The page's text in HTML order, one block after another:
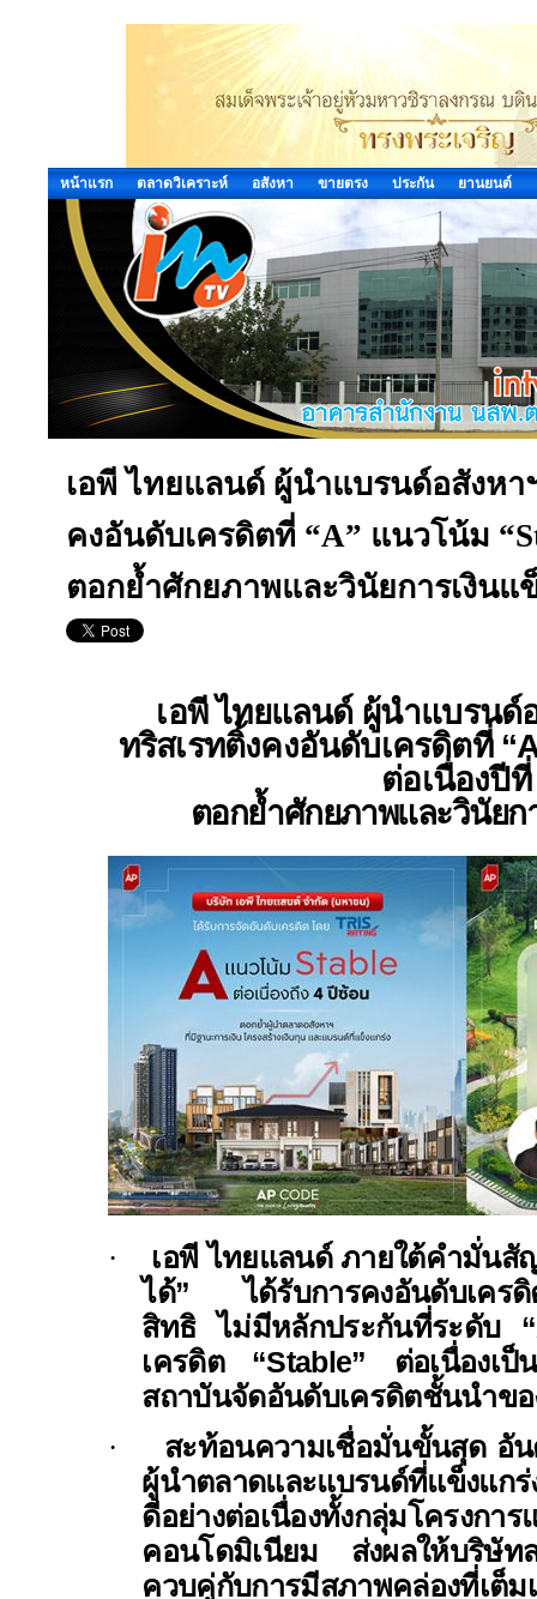
หน้าแรก ตลาดวิเคราะห์ อสังหา ขายตรง ประกัน ยานยนต์
เอพี ไทยแลนด์ ผู้นำแบรนด์อสังหา
คงอันดับเครดิตที่ “A” แนวโน้ม
ตอกย้ำศักยภาพและวินัยการเงินแ
เอพี ไทยแลนด์ ผู้นำแบรนด์
ทริสเรทติ้งคงอันดับเครดิตที่ “
ต่อเนื่องปี
ตอกย้ำศักยภาพและวินัยก
·
เอพี ไทยแลนด์ ภายใต้คำมั่นสั
ได้” ได้รับการคงอันดับเครดิ
สิทธิ ไม่มีหลักประกันที่ระดับ “
เครดิต “Stable” ต่อเนื่องเ
สถาบันจัดอันดับเครดิตชั้นนำขอ
·
สะท้อนความเชื่อมั่นขั้นสุด อั
ผู้นำตลาดและแบรนด์ที่แข็งแก
ดีอย่างต่อเนื่องทั้งกลุ่มโครงการ
คอนโดมิเนียม ส่งผลให้บริษัท
ควบคู่กับการมีสภาพคล่องที่เต็ม